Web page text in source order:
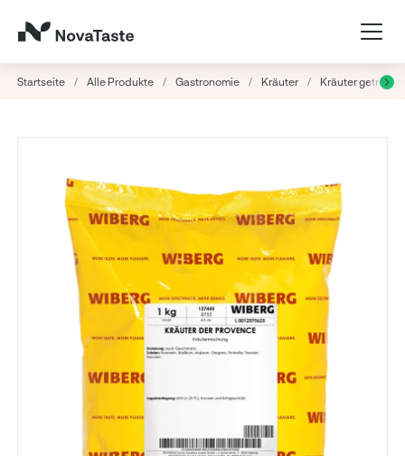
Startseite / Alle Produkte / Gastronomie / Kräuter / Kräuter